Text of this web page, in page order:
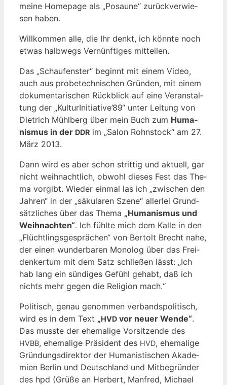
mei­ne Home­page als „Posau­ne“ zurück­ver­wie­
sen haben.
Will­kom­men alle, die Ihr denkt, ich könn­te noch
etwas halb­wegs Ver­nünf­ti­ges mitteilen.
Das „Schau­fens­ter“ beginnt mit einem Video,
auch aus pro­be­tech­ni­schen Grün­den, mit einem
doku­men­ta­ri­schen Rück­blick auf eine Ver­an­stal­
tung der „KulturInitiative’89“ unter Lei­tung von
Diet­rich Mühl­berg über mein Buch zum Huma­
nis­mus in der DDR im „Salon Rohn­stock“ am 27.
März 2013.
Dann wird es aber schon strit­tig und aktu­ell, gar
nicht weih­nacht­lich, obwohl die­ses Fest das The­
ma vor­gibt. Wie­der ein­mal las ich „zwi­schen den
Jah­ren“ in der „säku­la­ren Sze­ne“ aller­lei Grund­
sätz­li­ches über das The­ma „Huma­nis­mus und
Weih­nach­ten“. Ich fühl­te mich dem Kal­le in den
„Flücht­lings­ge­sprä­chen“ von Ber­tolt Brecht nahe,
der einen wun­der­ba­ren Mono­log über das Frei­
den­ker­tum mit dem Satz schlie­ßen lässt: „Ich
hab lang ein sün­di­ges Gefühl gehabt, daß ich
nichts mehr gegen die Reli­gi­on mach.“
Poli­tisch, genau genom­men ver­bands­po­li­tisch,
wird es in dem Text „HVD vor neu­er Wen­de“.
Das muss­te der ehe­ma­li­ge Vor­sit­zen­de des
HVBB, ehe­ma­li­ge Prä­si­dent des HVD, ehe­ma­li­ge
Grün­dungs­di­rek­tor der Huma­nis­ti­schen Aka­de­
mien Ber­lin und Deutsch­land und Mit­be­grün­der
des hpd (Grü­ße an Her­bert, Man­fred, Micha­el